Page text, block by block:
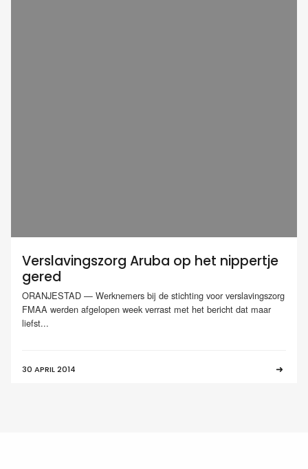
Verslavingszorg Aruba op het nippertje
gered
ORANJESTAD — Werknemers bij de stichting voor verslavingszorg
FMAA werden afgelopen week verrast met het bericht dat maar
liefst...
30 APRIL 2014